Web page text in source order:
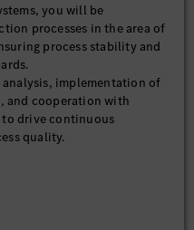
you will be
processes in the area of
process stability and
implementation of
and cooperation with
to drive continuous
quality.